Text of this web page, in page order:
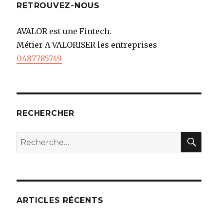
RETROUVEZ-NOUS
AVALOR est une Fintech.
Métier A-VALORISER les entreprises
0487785749
RECHERCHER
Recherche
pour
ARTICLES RÉCENTS